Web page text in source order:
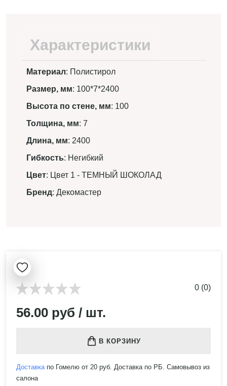
Характеристики
Материал: Полистирол
Размер, мм: 100*7*2400
Высота по стене, мм: 100
Толщина, мм: 7
Длина, мм: 2400
Гибкость: Негибкий
Цвет: Цвет 1 - ТЕМНЫЙ ШОКОЛАД
Бренд: Декомастер
0 (0)
56.00 руб / шт.
В КОРЗИНУ
Доставкапо Гомелю от 20 руб. Доставка по РБ. Самовывоз из
салона